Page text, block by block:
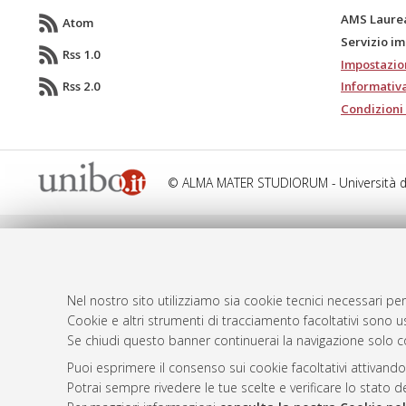
Nel nostro sito utilizziamo sia cookie tecnici necessari
Cookie e altri strumenti di tracciamento facoltativi sono
Se chiudi questo banner continuerai la navigazione solo
Puoi esprimere il consenso sui cookie facoltativi
Potrai sempre rivedere le tue scelte e verificare lo stato
Atom
Rss 1.0
Rss 2.0
AMS
Servizio
Condizioni
© ALMA MATER STUDIORUM -